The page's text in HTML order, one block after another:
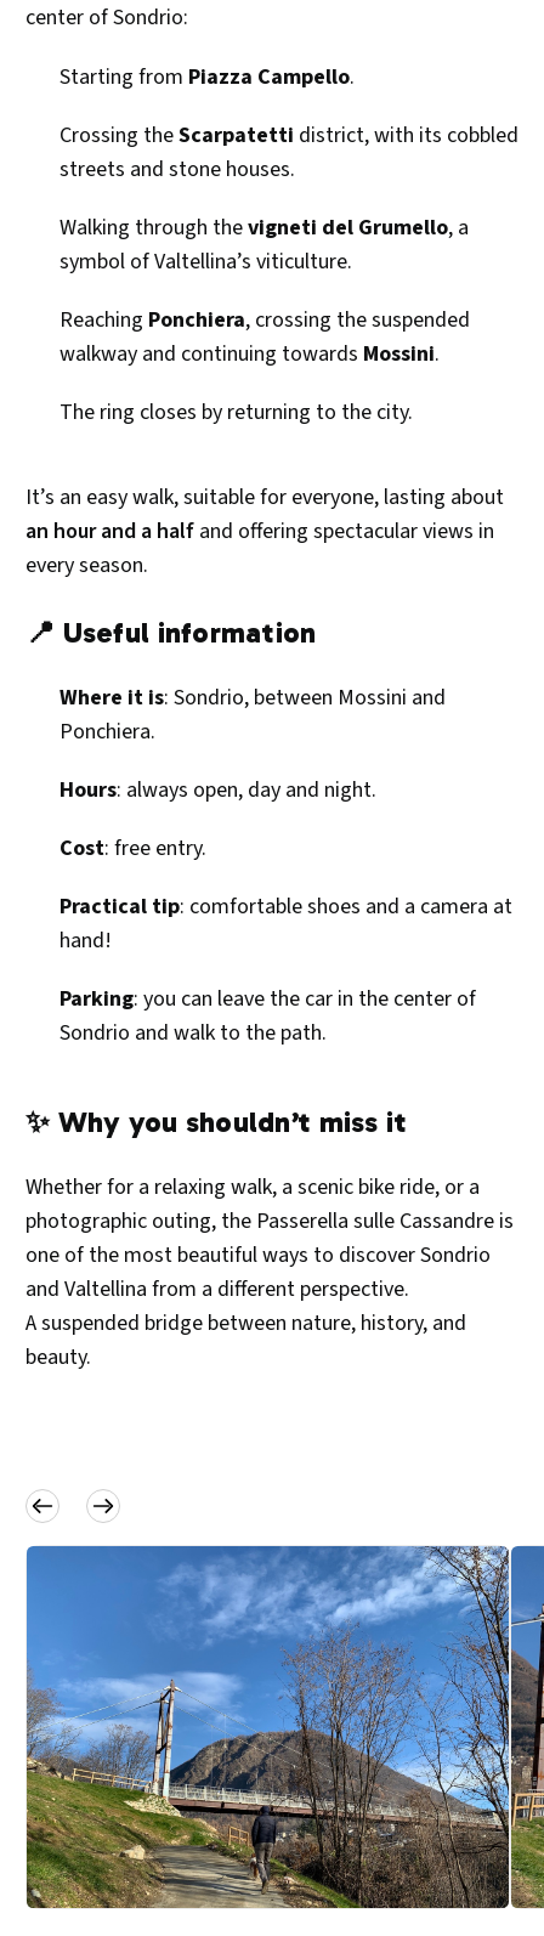
center of Sondrio:
Starting from Piazza Campello.
Crossing theScarpatetti district, with its cobbled
streets and stone houses.
Walking through thevigneti del Grumello, a
symbol of Valtellina’s viticulture.
Reaching Ponchiera, crossing the suspended
walkway and continuing towards Mossini.
The ring closes by returning to the city.
It’s an easy walk, suitable for everyone, lasting about
an hour and a half and offering spectacular views in
every season.
📍 Useful information
Where it is: Sondrio, between Mossini and
Ponchiera.
Hours: always open, day and night.
Cost: free entry.
Practical tip: comfortable shoes and a camera at
hand!
Parking: you can leave the car in the center of
Sondrio and walk to the path.
✨ Why you shouldn’t miss it
Whether for a relaxing walk, a scenic bike ride, or a
photographic outing, the Passerella sulle Cassandre is
one of the most beautiful ways to discover Sondrio
and Valtellina from a different perspective.
A suspended bridge between nature, history, and
beauty.